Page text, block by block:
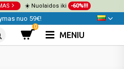
☀️ Nuolaidos iki -60%!!!
nuo 59€!
0
MENIU